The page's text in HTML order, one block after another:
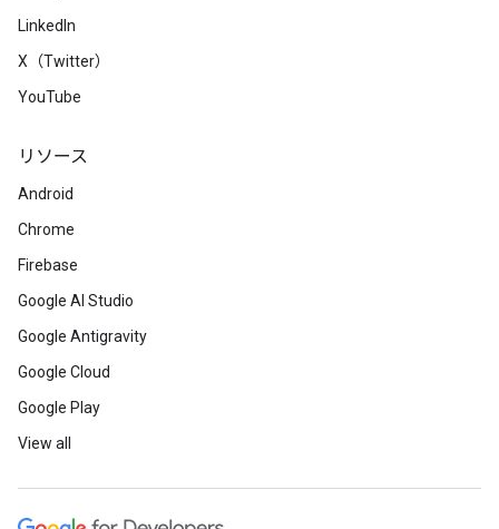
LinkedIn
X（Twitter）
YouTube
リソース
Android
Chrome
Firebase
Google AI Studio
Google Antigravity
Google Cloud
Google Play
View all